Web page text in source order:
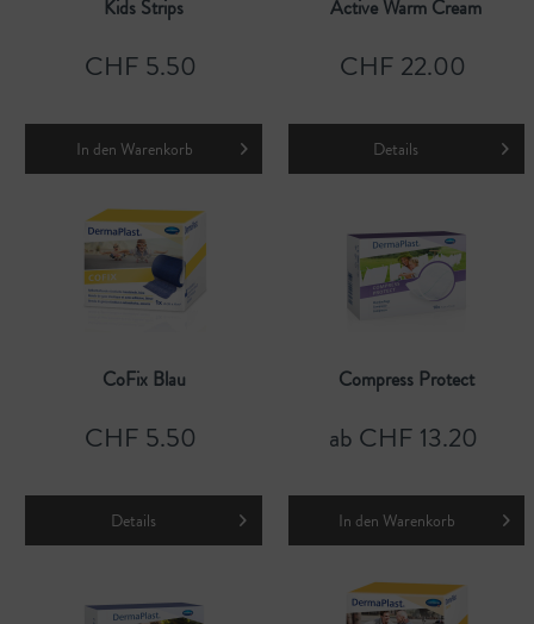
Kids Strips
CHF 5.50
In den Warenkorb
Active Warm Cream
CHF 22.00
Details
CoFix Blau
CHF 5.50
Details
Compress Protect
ab CHF 13.20
In den Warenkorb